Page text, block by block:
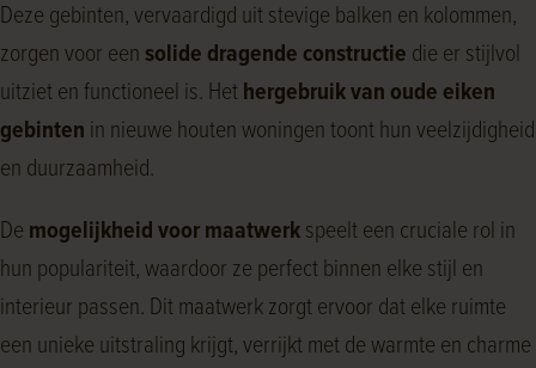
Deze gebinten, vervaardigd uit stevige balken en kolommen,
zorgen voor eensolide dragende constructie die er stijlvol
uitziet en functioneel is. Hethergebruik van oude eiken
gebinten in nieuwe houten woningen toont hun veelzijdigheid
en duurzaamheid.
De mogelijkheid voor maatwerkspeelt een cruciale rol in
hun populariteit, waardoor ze perfect binnen elke stijl en
interieur passen. Dit maatwerk zorgt ervoor dat elke ruimte
een unieke uitstraling krijgt, verrijkt met de warmte en charme